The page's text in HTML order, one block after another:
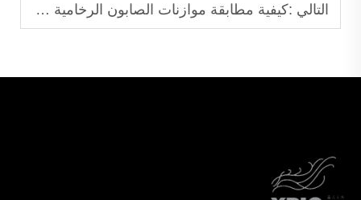
التالي :كيفية مطابقة موازنات الصابون الرخامية مع وحدات الحمام